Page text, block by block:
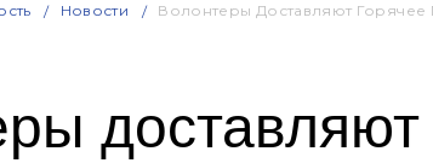
Новости Волонтеры Доставляют